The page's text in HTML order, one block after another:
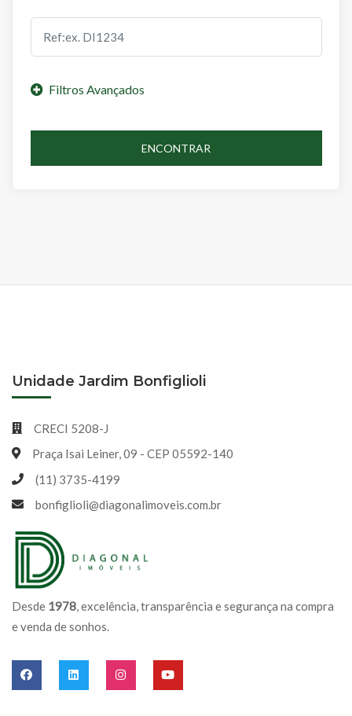
ENCONTRAR
Desde 1978, excelência, transparência e segurança na compra
e venda de sonhos.
Unidade Jardim Bonfiglioli
CRECI 5208-J
Praça Isai Leiner, 09 - CEP 05592-140
(11) 3735-4199
bonfiglioli@diagonalimoveis.com.br